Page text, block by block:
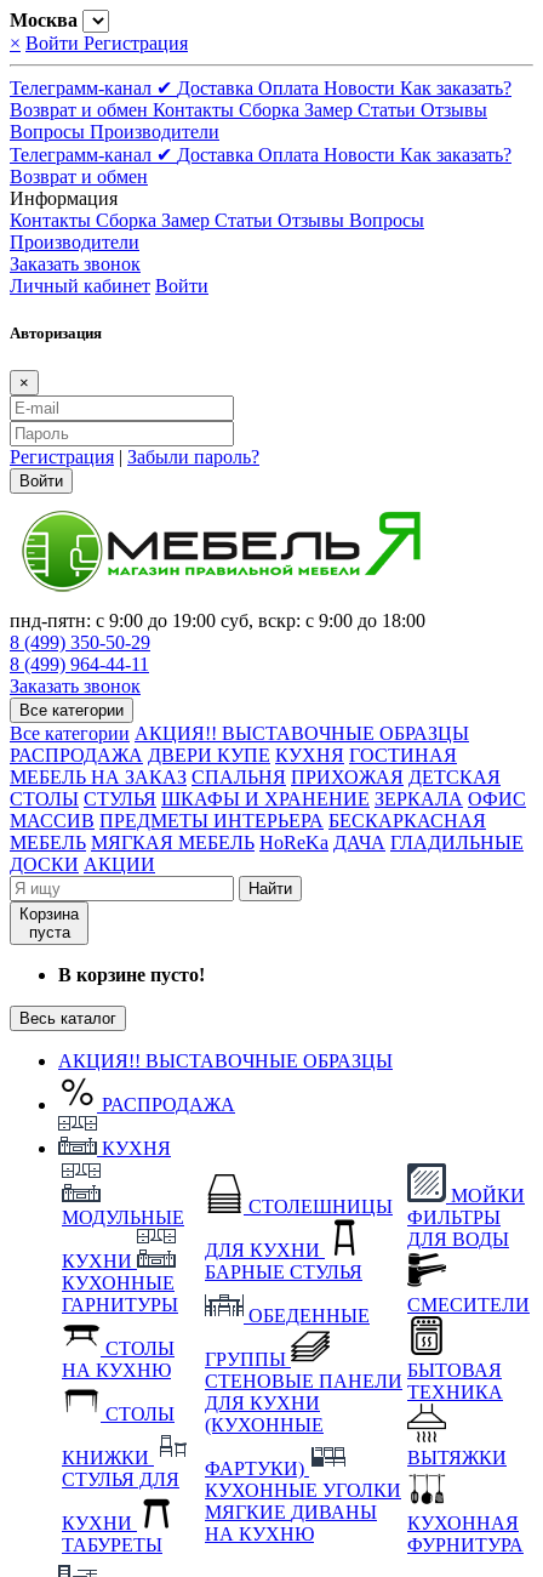
Москва
× Войти Регистрация
Телеграмм-канал ✔ Доставка Оплата Новости Как заказать?
Возврат и обмен Контакты Сборка Замер Статьи Отзывы
Вопросы Производители
Телеграмм-канал ✔ Доставка Оплата Новости Как заказать?
Возврат и обмен
Информация
Контакты Сборка Замер Статьи Отзывы Вопросы
Производители
Заказать звонок
Личный кабинет Войти
Авторизация
×
Регистрация | Забыли пароль?
Войти
пнд-пятн: с 9:00 до 19:00 суб, вскр: с 9:00 до 18:00
8 (499) 350-50-29
8 (499) 964-44-11
Заказать звонок
Все категории
Все категории АКЦИЯ!! ВЫСТАВОЧНЫЕ ОБРАЗЦЫ
РАСПРОДАЖА ДВЕРИ КУПЕ КУХНЯ ГОСТИНАЯ
МЕБЕЛЬ НА ЗАКАЗ СПАЛЬНЯ ПРИХОЖАЯ ДЕТСКАЯ
СТОЛЫ СТУЛЬЯ ШКАФЫ И ХРАНЕНИЕ ЗЕРКАЛА ОФИС
МАССИВ ПРЕДМЕТЫ ИНТЕРЬЕРА БЕСКАРКАСНАЯ
МЕБЕЛЬ МЯГКАЯ МЕБЕЛЬ HoReKa ДАЧА ГЛАДИЛЬНЫЕ
ДОСКИ АКЦИИ
Найти
Корзина
пуста
В корзине пусто!
Весь каталог
АКЦИЯ!! ВЫСТАВОЧНЫЕ ОБРАЗЦЫ
РАСПРОДАЖА
КУХНЯ
МОДУЛЬНЫЕ
КУХНИ
КУХОННЫЕ
ГАРНИТУРЫ
СТОЛЫ
НА КУХНЮ
СТОЛЫ
КНИЖКИ
СТУЛЬЯ ДЛЯ
КУХНИ
ТАБУРЕТЫ
СТОЛЕШНИЦЫ
ДЛЯ КУХНИ
БАРНЫЕ СТУЛЬЯ
ОБЕДЕННЫЕ
ГРУППЫ
СТЕНОВЫЕ ПАНЕЛИ
ДЛЯ КУХНИ
(КУХОННЫЕ
ФАРТУКИ)
КУХОННЫЕ УГОЛКИ
МЯГКИЕ ДИВАНЫ
НА КУХНЮ
МОЙКИ
ФИЛЬТРЫ
ДЛЯ ВОДЫ
СМЕСИТЕЛИ
БЫТОВАЯ
ТЕХНИКА
ВЫТЯЖКИ
КУХОННАЯ
ФУРНИТУРА